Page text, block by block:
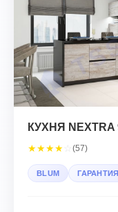
КУХНЯ NEXTRA
★★★★ (57)
BLUM